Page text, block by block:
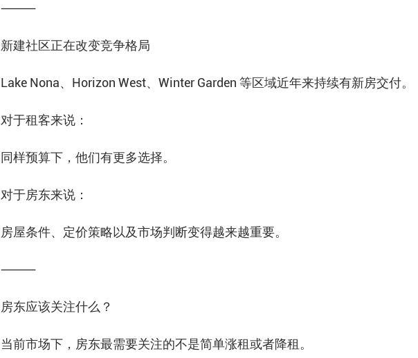
⸻
新建社区正在改变竞争格局
Lake Nona、Horizon West、Winter Garden 等区域近年来持续有新房交付。
对于租客来说：
同样预算下，他们有更多选择。
对于房东来说：
房屋条件、定价策略以及市场判断变得越来越重要。
⸻
房东应该关注什么？
当前市场下，房东最需要关注的不是简单涨租或者降租。